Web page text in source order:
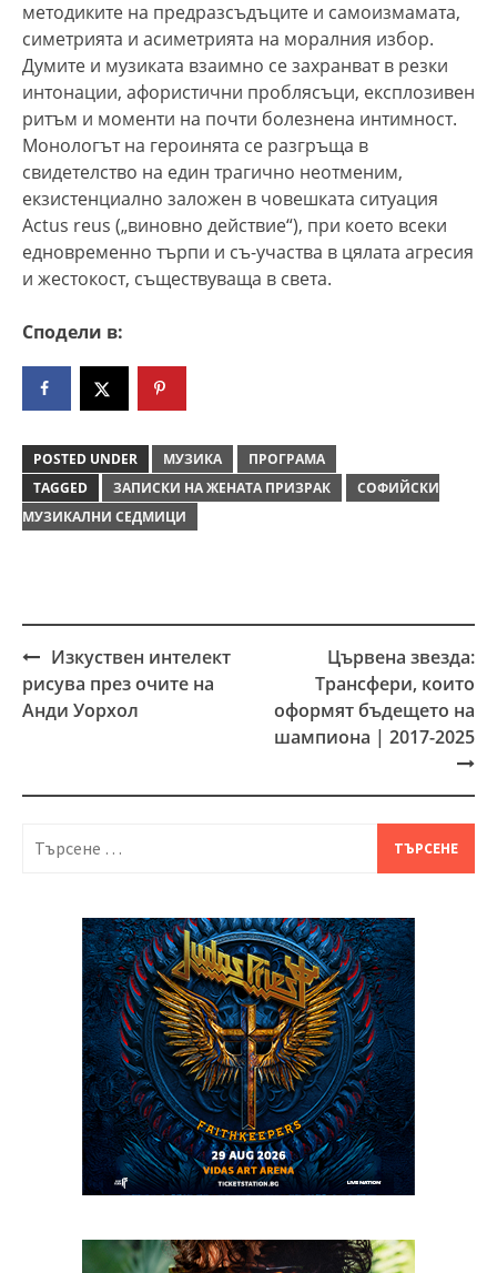
методиките на предразсъдъците и самоизмамата,
симетрията и асиметрията на моралния избор.
Думите и музиката взаимно се захранват в резки
интонации, афористични проблясъци, експлозивен
ритъм и моменти на почти болезнена интимност.
Монологът на героинята се разгръща в
свидетелство на един трагично неотменим,
екзистенциално заложен в човешката ситуация
Actus reus („виновно действие“), при което всеки
едновременно търпи и съ-участва в цялата агресия
и жестокост, съществуваща в света.
Сподели в:
POSTED UNDER МУЗИКА
ПРОГРАМА
TAGGED
ЗАПИСКИ НА ЖЕНАТА ПРИЗРАК
СОФИЙСКИ
МУЗИКАЛНИ СЕДМИЦИ
Post
navigation
Изкуствен интелект
рисува през очите на
Анди Уорхол
Цървена звезда:
Трансфери, които
оформят бъдещето на
шампиона | 2017-2025
Търсене